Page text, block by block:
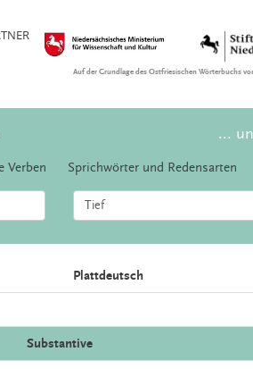
Auf der Grundlage des Ostfriesischen Wörterbuchs
...
Verben Sprichwörter und Redensarten
Plattdeutsch
Substantive